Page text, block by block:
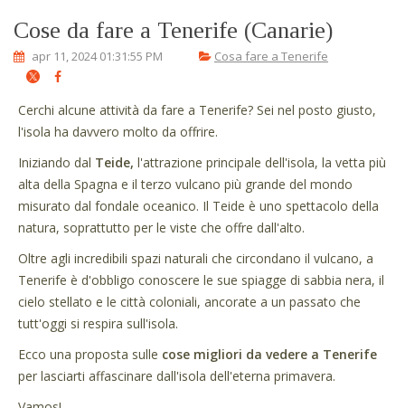
Cose da fare a Tenerife (Canarie)
apr 11, 2024 01:31:55 PM Cosa fare a Tenerife
Cerchi alcune attività da fare a Tenerife? Sei nel posto giusto,
l'isola ha davvero molto da offrire.
Iniziando dal Teide, l'attrazione principale dell'isola, la vetta più
alta della Spagna e il terzo vulcano più grande del mondo
misurato dal fondale oceanico. Il Teide è uno spettacolo della
natura, soprattutto per le viste che offre dall'alto.
Oltre agli incredibili spazi naturali che circondano il vulcano, a
Tenerife è d'obbligo conoscere le sue spiagge di sabbia nera, il
cielo stellato e le città coloniali, ancorate a un passato che
tutt'oggi si respira sull'isola.
Ecco una proposta sulle cose migliori da vedere a Tenerife
per lasciarti affascinare dall'isola dell'eterna primavera.